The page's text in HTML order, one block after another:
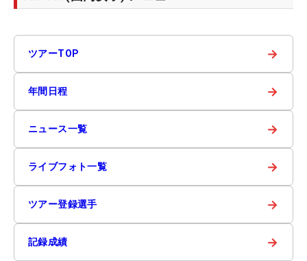
ツアーTOP →
年間日程 →
ニュース一覧 →
ライブフォト一覧 →
ツアー登録選手 →
記録成績 →